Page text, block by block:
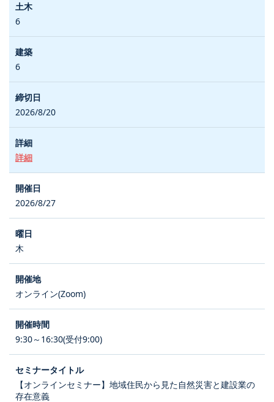
6
6
2026/8/20
詳細
2026/8/27
木
オンライン(Zoom)
9:30～16:30(受付9:00)
【オンラインセミナー】地域住民から見た自然災害と建設業の
存在意義